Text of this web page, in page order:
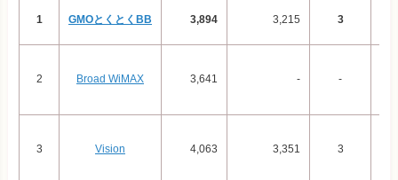
1 GMOとくとくBB 3,894 3,215 3
2 Broad WiMAX 3,641 - -
3 Vision 4,063 3,351 3